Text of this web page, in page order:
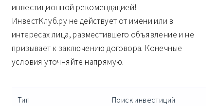
инвестиционной рекомендацией!
ИнвестКлуб.ру не действует от имени или в
интересах лица, разместившего объявление и не
призывает к заключению договора. Конечные
условия уточняйте напрямую.
Тип Поиск инвестиций